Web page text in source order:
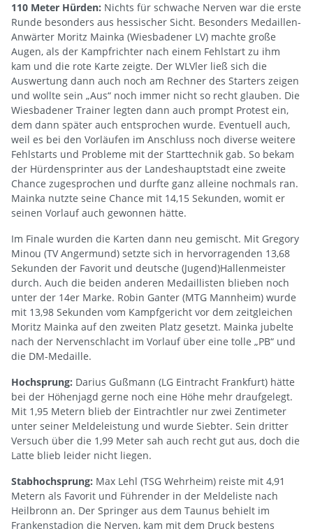
110 Meter Hürden: Nichts für schwache Nerven war die erste
Runde besonders aus hessischer Sicht. Besonders Medaillen-
Anwärter Moritz Mainka (Wiesbadener LV) machte große
Augen, als der Kampfrichter nach einem Fehlstart zu ihm
kam und die rote Karte zeigte. Der WLVler ließ sich die
Auswertung dann auch noch am Rechner des Starters zeigen
und wollte sein „Aus“ noch immer nicht so recht glauben. Die
Wiesbadener Trainer legten dann auch prompt Protest ein,
dem dann später auch entsprochen wurde. Eventuell auch,
weil es bei den Vorläufen im Anschluss noch diverse weitere
Fehlstarts und Probleme mit der Starttechnik gab. So bekam
der Hürdensprinter aus der Landeshauptstadt eine zweite
Chance zugesprochen und durfte ganz alleine nochmals ran.
Mainka nutzte seine Chance mit 14,15 Sekunden, womit er
seinen Vorlauf auch gewonnen hätte.
Im Finale wurden die Karten dann neu gemischt. Mit Gregory
Minou (TV Angermund) setzte sich in hervorragenden 13,68
Sekunden der Favorit und deutsche (Jugend)Hallenmeister
durch. Auch die beiden anderen Medaillisten blieben noch
unter der 14er Marke. Robin Ganter (MTG Mannheim) wurde
mit 13,98 Sekunden vom Kampfgericht vor dem zeitgleichen
Moritz Mainka auf den zweiten Platz gesetzt. Mainka jubelte
nach der Nervenschlacht im Vorlauf über eine tolle „PB“ und
die DM-Medaille.
Hochsprung: Darius Gußmann (LG Eintracht Frankfurt) hätte
bei der Höhenjagd gerne noch eine Höhe mehr draufgelegt.
Mit 1,95 Metern blieb der Eintrachtler nur zwei Zentimeter
unter seiner Meldeleistung und wurde Siebter. Sein dritter
Versuch über die 1,99 Meter sah auch recht gut aus, doch die
Latte blieb leider nicht liegen.
Stabhochsprung: Max Lehl (TSG Wehrheim) reiste mit 4,91
Metern als Favorit und Führender in der Meldeliste nach
Heilbronn an. Der Springer aus dem Taunus behielt im
Frankenstadion die Nerven, kam mit dem Druck bestens